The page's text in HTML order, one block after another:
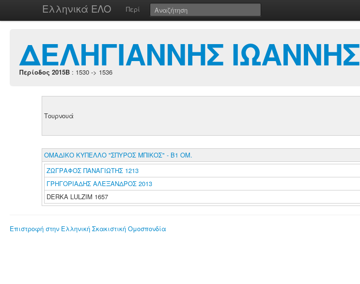
Ελληνικά ΕΛΟ Περί
ΔΕΛΗΓΙΑΝΝΗΣ ΙΩΑΝΝΗΣ
Περίοδος 2015B : 1530 -> 1536
Τουρνουά
ΟΜΑΔΙΚΟ ΚΥΠΕΛΛΟ "ΣΠΥΡΟΣ ΜΠΙΚΟΣ" - Β1 ΟΜ.
ΖΩΓΡΑΦΟΣ ΠΑΝΑΓΙΩΤΗΣ 1213
ΓΡΗΓΟΡΙΑΔΗΣ ΑΛΕΞΑΝΔΡΟΣ 2013
DERKA LULZIM 1657
Επιστροφή στην Ελληνική Σκακιστική Ομοσπονδία